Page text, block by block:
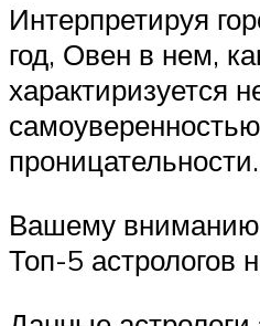
Интерпретируя
год, Овен в нем,
характиризуется
проницательности.
Вашему вниманию
Топ-5 астрологов